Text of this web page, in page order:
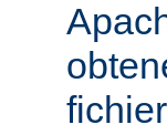
fichier